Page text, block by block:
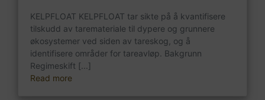
KELPFLOAT KELPFLOAT tar sikte på å kvantifisere
tilskudd av taremateriale til dypere og grunnere
økosystemer ved siden av tareskog, og å
identifisere områder for tareavløp. Bakgrunn
Regimeskift [...]
Read more